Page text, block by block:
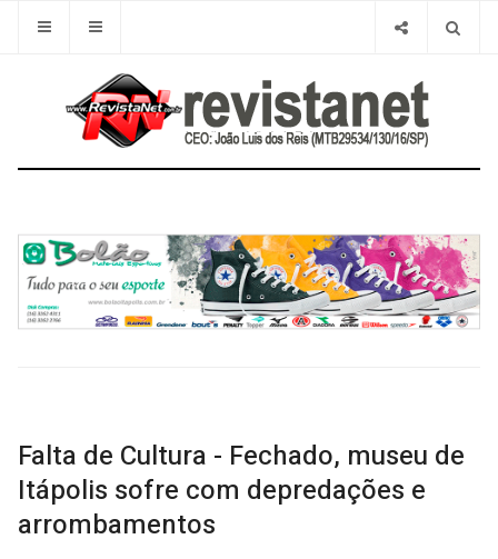
Falta de Cultura - Fechado, museu de
Itápolis sofre com depredações e
arrombamentos